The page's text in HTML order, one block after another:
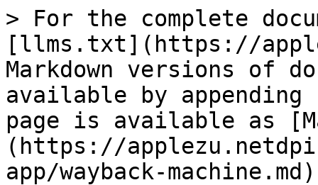
> For the complete
[llms.txt](https://
Markdown versions of
available by
page is available as
(https://
app/wayback-